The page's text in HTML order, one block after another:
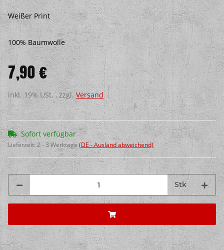
Weißer Print
100% Baumwolle
7,90 €
inkl. 19% USt. , zzgl.Versand
Sofort verfügbar
Lieferzeit:2 - 3 Werktage (DE - Ausland abweichend)
Stk